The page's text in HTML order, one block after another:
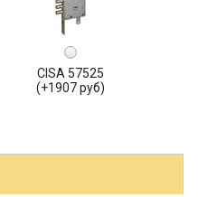
CISA 57525
(+1907 руб)